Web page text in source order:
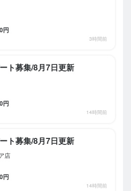
円
3時間前
ト募集/8月7日更新
円
14時間前
ト募集/8月7日更新
店
円
14時間前